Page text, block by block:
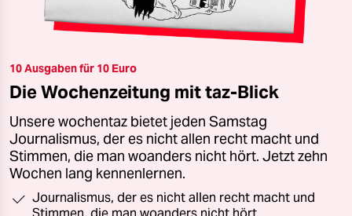
10 Ausgaben für 10 Euro
Die Wochenzeitung mit taz-Blick
Unsere wochentaz bietet jeden Samstag
Journalismus, der es nicht allen recht macht und
Stimmen, die man woanders nicht hört. Jetzt zehn
Wochen lang kennenlernen.
Journalismus, der es nicht allen recht macht und